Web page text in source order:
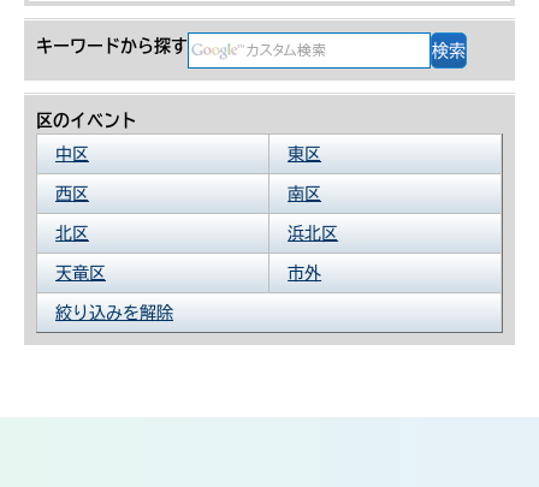
キーワードから探す
区のイベント
中区
東区
西区 南区
北区 浜北区
天竜区 市外
絞り込みを解除